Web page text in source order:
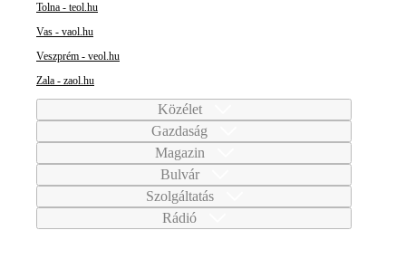
Tolna - teol.hu
Vas - vaol.hu
Veszprém - veol.hu
Zala - zaol.hu
Közélet
Gazdaság
Magazin
Bulvár
Szolgáltatás
Rádió